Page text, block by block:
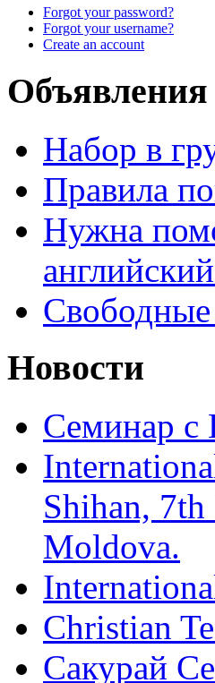
Forgot your password?
Forgot your username?
Create an account
Объявления
Набор в
Правила
Нужна
Свободные
Новости
Семинар с
Shihan,
Moldova.
Christian
Сакурай